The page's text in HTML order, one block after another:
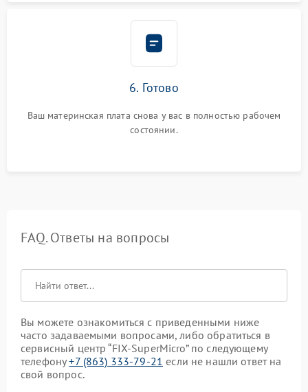
6. Готово
Ваш материнская плата снова у вас в полностью рабочем
состоянии.
FAQ. Ответы на вопросы
Вы можете ознакомиться с приведенными ниже
часто задаваемыми вопросами, либо обратиться в
сервисный центр “FIX-SuperMicro” по следующему
телефону+7 (863) 333-79-21 если не нашли ответ на
свой вопрос.